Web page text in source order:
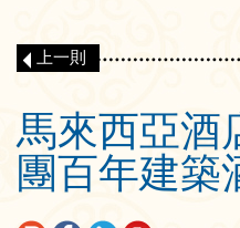
上一則
馬來西亞酒
團百年建築